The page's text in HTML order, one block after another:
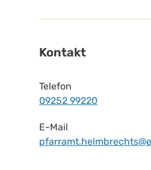
Kontakt
Telefon
09252 99220
E-Mail